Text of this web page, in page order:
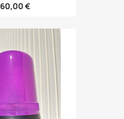
60,00 €